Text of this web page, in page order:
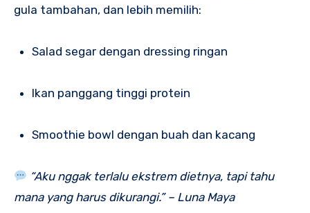
gula tambahan, dan lebih memilih:
Salad segar dengan dressing ringan
Ikan panggang tinggi protein
Smoothie bowl dengan buah dan kacang
“Aku nggak terlalu ekstrem dietnya, tapi tahu
mana yang harus dikurangi.” – Luna Maya